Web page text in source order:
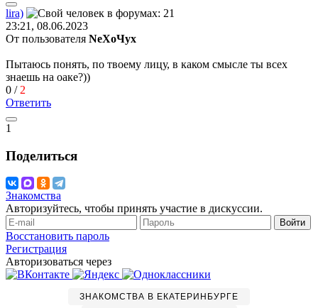
lira)
23:21, 08.06.2023
От пользователя NeХoЧyx
Пытаюсь понять, по твоему лицу, в каком смысле ты всех
знаешь на оаке?))
0 / 2
Ответить
1
Поделиться
Знакомства
Авторизуйтесь, чтобы принять участие в дискуссии.
Войти
Восстановить пароль
Регистрация
Авторизоваться через
ЗНАКОМСТВА В ЕКАТЕРИНБУРГЕ